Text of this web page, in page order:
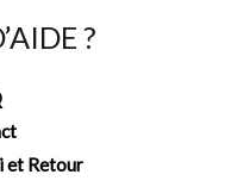
?
et Retour